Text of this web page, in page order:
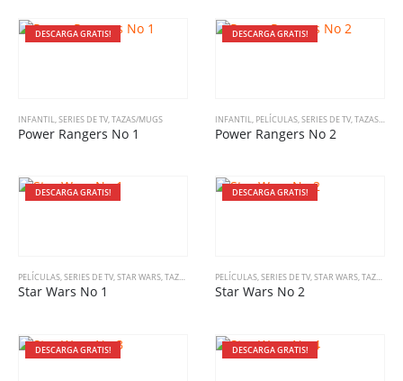
DESCARGA GRATIS!
INFANTIL,SERIES DE TV,TAZAS/MUGS
Power Rangers No 1
DESCARGA GRATIS!
INFANTIL, PELÍCULAS,SERIES DE TV,TAZAS/MUGS
Power Rangers No 2
DESCARGA GRATIS!
PELÍCULAS,SERIES DE TV,STAR WARS,TAZAS/MUGS
Star Wars No 1
DESCARGA GRATIS!
PELÍCULAS,SERIES DE TV,STAR WARS,TAZAS/MUGS
Star Wars No 2
DESCARGA GRATIS! DESCARGA GRATIS!